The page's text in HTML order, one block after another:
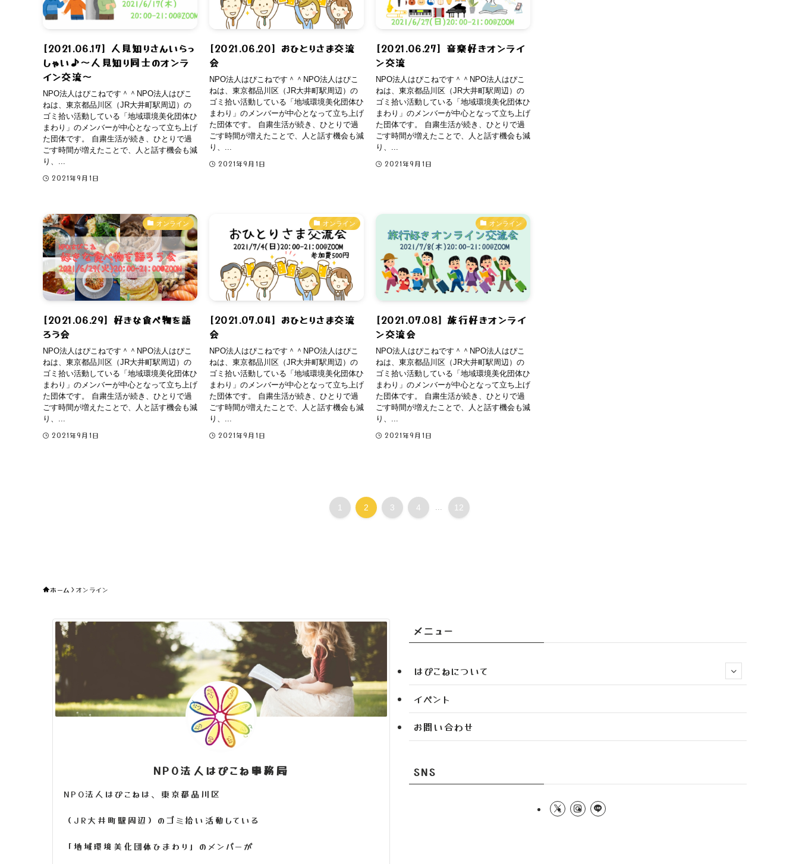
[2021.06.17] 人見知りさんいらっ
しゃい♪〜人見知り同士のオンラ
イン交流〜
NPO法人はぴこねです＾＾NPO法人はぴこ
ねは、東京都品川区（JR大井町駅周辺）の
ゴミ拾い活動している「地域環境美化団体ひ
まわり」のメンバーが中心となって立ち上げ
た団体です。 自粛生活が続き、ひとりで過
ごす時間が増えたことで、人と話す機会も減
り、...
2021年9月1日
[2021.06.20] おひとりさま交流
会
NPO法人はぴこねです＾＾NPO法人はぴこ
ねは、東京都品川区（JR大井町駅周辺）の
ゴミ拾い活動している「地域環境美化団体ひ
まわり」のメンバーが中心となって立ち上げ
た団体です。 自粛生活が続き、ひとりで過
ごす時間が増えたことで、人と話す機会も減
り、...
2021年9月1日
[2021.06.27] 音楽好きオンライ
ン交流
NPO法人はぴこねです＾＾NPO法人はぴこ
ねは、東京都品川区（JR大井町駅周辺）の
ゴミ拾い活動している「地域環境美化団体ひ
まわり」のメンバーが中心となって立ち上げ
た団体です。 自粛生活が続き、ひとりで過
ごす時間が増えたことで、人と話す機会も減
り、...
2021年9月1日
オンライン
[2021.06.29] 好きな食べ物を語
ろう会
NPO法人はぴこねです＾＾NPO法人はぴこ
ねは、東京都品川区（JR大井町駅周辺）の
ゴミ拾い活動している「地域環境美化団体ひ
まわり」のメンバーが中心となって立ち上げ
た団体です。 自粛生活が続き、ひとりで過
ごす時間が増えたことで、人と話す機会も減
り、...
2021年9月1日
オンライン
[2021.07.04] おひとりさま交流
会
NPO法人はぴこねです＾＾NPO法人はぴこ
ねは、東京都品川区（JR大井町駅周辺）の
ゴミ拾い活動している「地域環境美化団体ひ
まわり」のメンバーが中心となって立ち上げ
た団体です。 自粛生活が続き、ひとりで過
ごす時間が増えたことで、人と話す機会も減
り、...
2021年9月1日
オンライン
[2021.07.08] 旅行好きオンライ
ン交流会
NPO法人はぴこねです＾＾NPO法人はぴこ
ねは、東京都品川区（JR大井町駅周辺）の
ゴミ拾い活動している「地域環境美化団体ひ
まわり」のメンバーが中心となって立ち上げ
た団体です。 自粛生活が続き、ひとりで過
ごす時間が増えたことで、人と話す機会も減
り、...
2021年9月1日
1 2 3 4 12
ホーム オンライン
NPO法人はぴこね事務局
NPO法人はぴこねは、東京都品川区
（JR大井町駅周辺）のゴミ拾い活動している
「地域環境美化団体ひまわり」のメンバーが
メニュー
はぴこねについて
イベント
お問い合わせ
SNS